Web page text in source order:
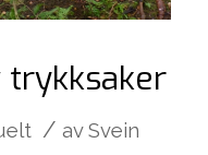
/ avSvein